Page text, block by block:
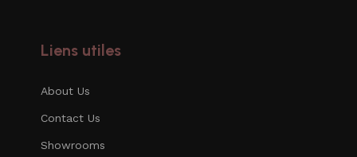
Liens utiles
About Us
Contact Us
Showrooms